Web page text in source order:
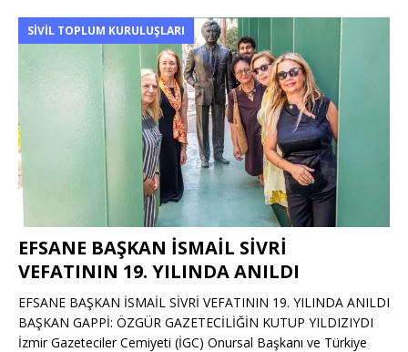
SIVIL TOPLUM KURULUŞLARI
EFSANE BAŞKAN İSMAİL SİVRİ
VEFATININ 19. YILINDA ANILDI
EFSANE BAŞKAN İSMAİL SİVRİ VEFATININ 19. YILINDA ANILDI
BAŞKAN GAPPİ: ÖZGÜR GAZETECİLİĞİN KUTUP YILDIZIYDI
İzmir Gazeteciler Cemiyeti (İGC) Onursal Başkanı ve Türkiye